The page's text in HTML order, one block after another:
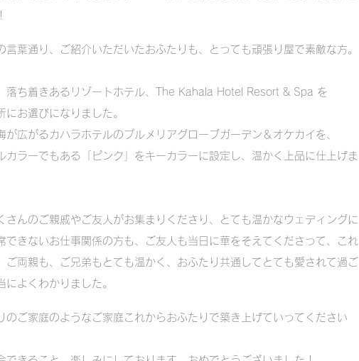
言葉通り、ご紹介いただいたおふたりも、とっても頑張り屋で素敵な方。
落ち着きあるリゾートホテル、The Kahala Hotel Resort & Spa を
にお選びになりました。
が広がるカハラホテルのプルメリアグローブガーデン＆オケカイを、
カラーでもある「ピンク」をキーカラーに設定し、温かく上品に仕上げま
さんのご親戚やご友人がお集まりくださり、とても温かなウェディングに
できないお仕事関係の方も、ご友人も当日に華をそえてくださって、これ
ご両親も、ご兄弟もとても温かく、おふたり共通してとても愛されて過ご
によくわかりました。
のご家庭のようなご家庭これからおふたりで築き上げていってください